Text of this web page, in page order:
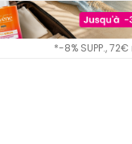
*-8% SUPP.,